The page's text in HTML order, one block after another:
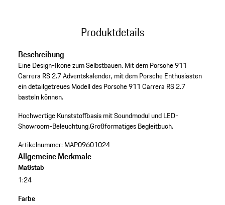
Produktdetails
Beschreibung
Eine Design-Ikone zum Selbstbauen. Mit dem Porsche 911
Carrera RS 2.7 Adventskalender, mit dem Porsche Enthusiasten
ein detailgetreues Modell des Porsche 911 Carrera RS 2.7
basteln können.
Hochwertige Kunststoffbasis mit Soundmodul und LED-
Showroom-Beleuchtung.Großformatiges Begleitbuch.
Artikelnummer: MAP09601024
Allgemeine Merkmale
Maßstab
1:24
Farbe